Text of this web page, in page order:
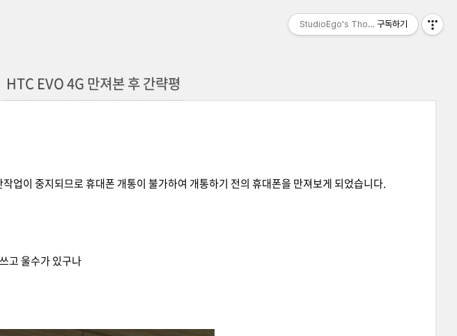
HTC EVO 4G 만져본 후 간략평
업이 중지되므로 휴대폰 개통이 불가하여 개통하기 전의 휴대폰을 만져보게 되었습니다.
고 울수가 있구나
StudioEgo's Thoughts, seasonⅡ
구독하기